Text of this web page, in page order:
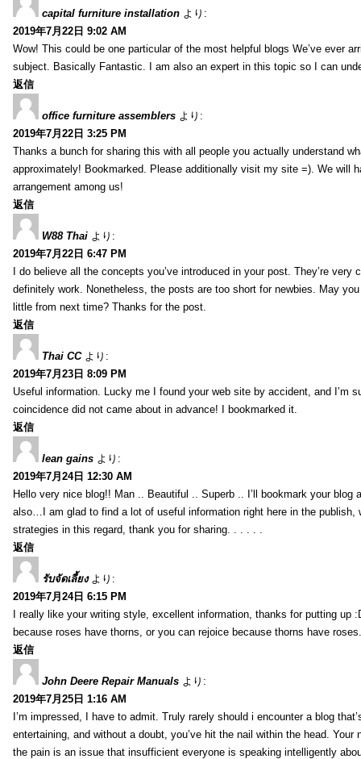
capital furniture installation より:
2019年7月22日 9:02 AM
Wow! This could be one particular of the most helpful blogs We’ve ever
subject. Basically Fantastic. I am also an expert in this topic so I can
返信
office furniture assemblers より:
2019年7月22日 3:25 PM
Thanks a bunch for sharing this with all people you actually understand
approximately! Bookmarked. Please additionally visit my site =). We will
arrangement among us!
返信
W88 Thai より:
2019年7月22日 6:47 PM
I do believe all the concepts you’ve introduced in your post. They’re very
definitely work. Nonetheless, the posts are too short for newbies. May
little from next time? Thanks for the post.
返信
Thai CC より:
2019年7月23日 8:09 PM
Useful information. Lucky me I found your web site by accident, and I’m
coincidence did not came about in advance! I bookmarked it.
返信
lean gains より:
2019年7月24日 12:30 AM
Hello very nice blog!! Man .. Beautiful .. Superb .. I’ll bookmark your blog
also…I am glad to find a lot of useful information right here in the publish,
strategies in this regard, thank you for sharing. . . . . .
返信
รับจัดเลี้ยง より:
2019年7月24日 6:15 PM
I really like your writing style, excellent information, thanks for putting up
because roses have thorns, or you can rejoice because thorns have
返信
John Deere Repair Manuals より:
2019年7月25日 1:16 AM
I’m impressed, I have to admit. Truly rarely should i encounter a blog
entertaining, and without a doubt, you’ve hit the nail within the head. Your
the pain is an issue that insufficient everyone is speaking intelligently